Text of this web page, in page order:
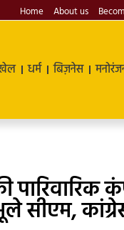
Home About us
धर्म बिज़नेस
सीएम,